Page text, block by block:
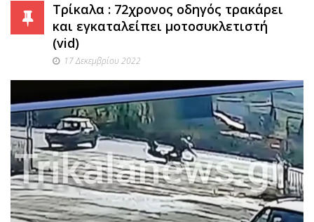
Τρίκαλα : 72χρονος οδηγός τρακάρει
και εγκαταλείπει μοτοσυκλετιστή
(vid)
17 Δεκεμβρίου 2022